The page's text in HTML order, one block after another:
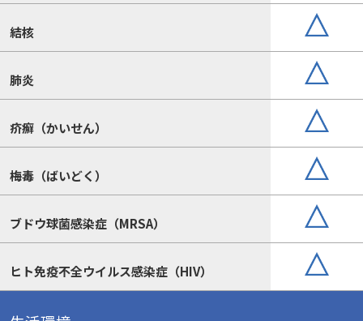
結核
肺炎
疥癬（かいせん）
梅毒（ばいどく）
ブドウ球菌感染症（MRSA）
ヒト免疫不全ウイルス感染症（HIV）